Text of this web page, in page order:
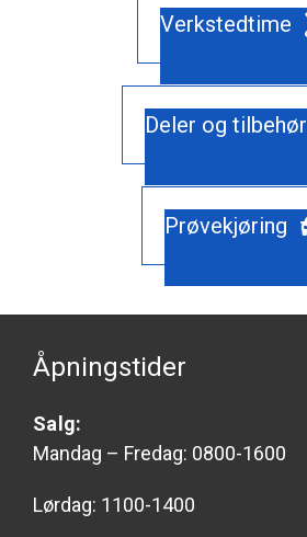
Verkstedtime
Deler og tilbehør
Prøvekjøring
Åpningstider
Salg:
Mandag – Fredag: 0800-1600
Lørdag: 1100-1400